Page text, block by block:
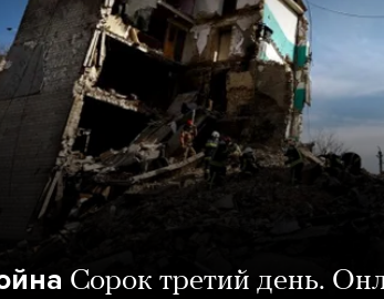
Сорок третий день.